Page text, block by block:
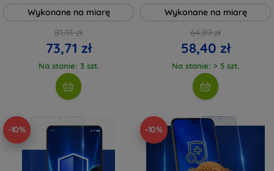
Wykonane na miarę
81,91 zł
73,71 zł
Na stanie: 3 szt.
Wykonane na miarę
64,89 zł
58,40 zł
Na stanie: > 5 szt.
-10% -10%